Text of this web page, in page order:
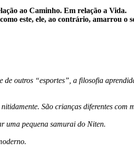
ao Caminho. Em relação a Vida.
este, ele, ao contrário, amarrou o
outros “esportes”, a filosofia
São crianças diferentes com
uma pequena samurai do Niten.